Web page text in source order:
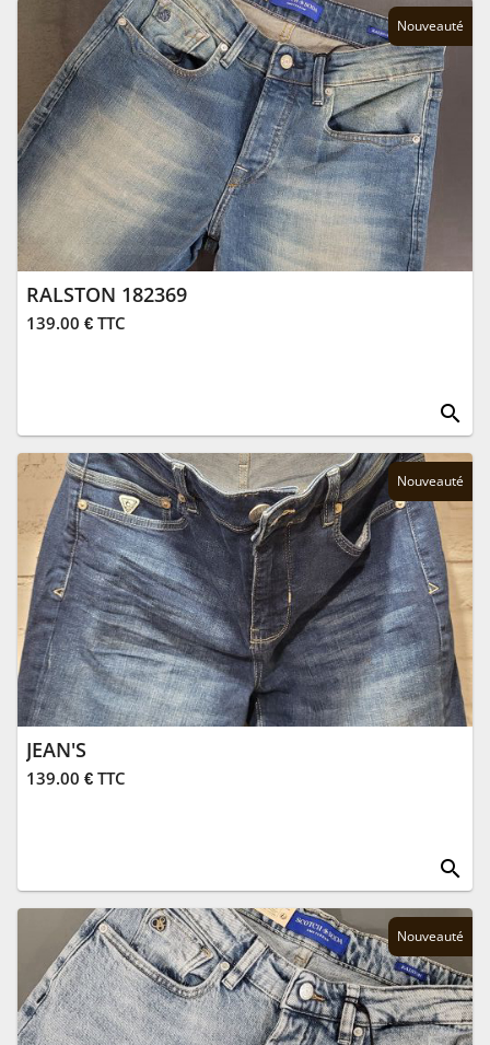
Nouveauté
RALSTON 182369
139.00 € TTC
search
Nouveauté
JEAN'S
139.00 € TTC
search
Nouveauté